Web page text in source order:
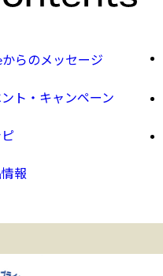
らのメッセージ
ト・キャンペーン
報